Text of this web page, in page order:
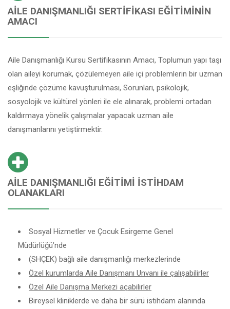
AILE DANIŞMANLIĞI SERTIFIKASI EĞITIMININ
AMACI
Aile Danışmanlığı Kursu Sertifikasının Amacı, Toplumun yapı taşı
olan aileyi korumak, çözülemeyen aile içi problemlerin bir uzman
eşliğinde çözüme kavuşturulması, Sorunları, psikolojik,
sosyolojik ve kültürel yönleri ile ele alınarak, problemi ortadan
kaldırmaya yönelik çalışmalar yapacak uzman aile
danışmanlarını yetiştirmektir.
AILE DANIŞMANLIĞI EĞITIMI İSTIHDAM
OLANAKLARI
Sosyal Hizmetler ve Çocuk Esirgeme Genel
Müdürlüğü’nde
(SHÇEK) bağlı aile danışmanlığı merkezlerinde
Özel kurumlarda Aile Danışmanı Unvanı ile çalışabilirler
Özel Aile Danışma Merkezi açabilirler
Bireysel kliniklerde ve daha bir sürü istihdam alanında